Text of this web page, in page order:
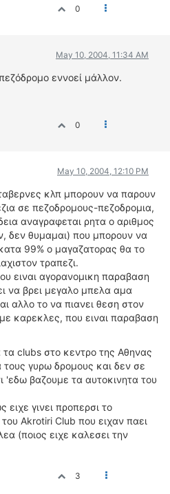
0
May 10, 2004, 11:34 AM
εννοεί μάλλον.
0
May 10, 2004, 12:10 PM
κλπ μπορουν να παρουν
σε πεζοδρομους-πεζοδρομια,
αναγραφεται ρητα ο αριθμος
δεν θυμαμαι) που μπορουν να
99% ο μαγαζατορας θα το
τραπεζι.
ειναι αγορανομικη παραβαση
να βρει μεγαλο μπελα αμα
αλλο το να πιανει θεση στον
καρεκλες, που ειναι παραβαση
clubs στο κεντρο της Αθηνας
τους γυρω δρομους και δεν σε
'εδω βαζουμε τα αυτοκινητα του
γινει προπερσι το
Akrotiri Club που ειχαν παει
(ποιος ειχε καλεσει την
3